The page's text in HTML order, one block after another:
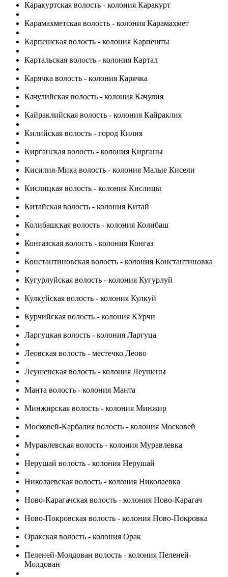
Каракуртская волость - колония Каракурт
Карамахметская волость - колония Карамахмет
Карпешская волость - колония Карпешты
Картальская волость - колония Картал
Карячка волость - колония Карячка
Качулийская волость - колония Качулия
Кайраклийская волость - колония Кайраклия
Килийская волость - город Килия
Кирганская волость - колония Кирганы
Кисилия-Мика волость - колония Малые Кисели
Кислицкая волость - колония Кислицы
Китайская волость - колония Китай
Колибашская волость - колония Колибаш
Конгазская волость - колония Конгаз
Константиновская волость - колония Константиновка
Кугурлуйская волость - колония Кугурлуй
Кулкуйская волость - колония Кулкуй
Курчийская волость - колония КУрчи
Ларгуцкая волость - колония Ларгуца
Леовская волость - местечко Леово
Леушенская волость - колония Леушены
Манта волость - колония Манта
Минжирская волость - колония Минжир
Московей-Карбалия волость - колония Московей
Муравлевская волость - колония Муравлевка
Нерушай волость - колония Нерушай
Николаевская волость - колония Николаевка
Ново-Карагачская волость - колония Ново-Карагач
Ново-Покровская волость - колония Ново-Покровка
Оракская волость - колония Орак
Пеленей-Молдован волость - колония Пеленей-
Молдован